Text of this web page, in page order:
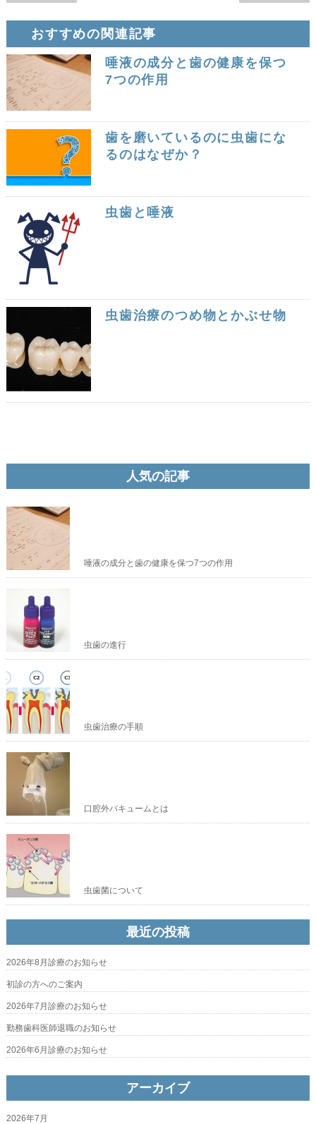
おすすめの関連記事
唾液の成分と歯の健康を保つ
7つの作用
歯を磨いているのに虫歯にな
るのはなぜか？
虫歯と唾液
虫歯治療のつめ物とかぶせ物
人気の記事
唾液の成分と歯の健康を保つ7つの作用
虫歯の進行
虫歯治療の手順
口腔外バキュームとは
虫歯菌について
最近の投稿
2026年8月診療のお知らせ
初診の方へのご案内
2026年7月診療のお知らせ
勤務歯科医師退職のお知らせ
2026年6月診療のお知らせ
アーカイブ
2026年7月